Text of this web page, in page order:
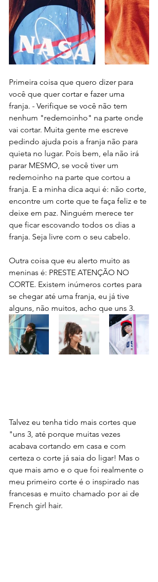
Primeira coisa que quero dizer para
você que quer cortar e fazer uma
franja. - Verifique se você não tem
nenhum "redemoinho" na parte onde
vai cortar. Muita gente me escreve
pedindo ajuda pois a franja não para
quieta no lugar. Pois bem, ela não irá
parar MESMO, se você tiver um
redemoinho na parte que cortou a
franja. E a minha dica aqui é: não corte,
encontre um corte que te faça feliz e te
deixe em paz. Ninguém merece ter
que ficar escovando todos os dias a
franja. Seja livre com o seu cabelo.
Outra coisa que eu alerto muito as
meninas é: PRESTE ATENÇÃO NO
CORTE. Existem inúmeros cortes para
se chegar até uma franja, eu já tive
alguns, não muitos, acho que uns 3.
Talvez eu tenha tido mais cortes que
"uns 3, até porque muitas vezes
acabava cortando em casa e com
certeza o corte já saia do ligar! Mas o
que mais amo e o que foi realmente o
meu primeiro corte é o inspirado nas
francesas e muito chamado por ai de
French girl hair.